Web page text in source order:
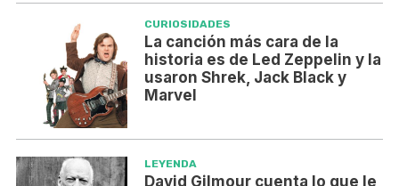
CURIOSIDADES
La canción más cara de la
historia es de Led Zeppelin y la
usaron Shrek, Jack Black y
Marvel
LEYENDA
David Gilmour cuenta lo que le